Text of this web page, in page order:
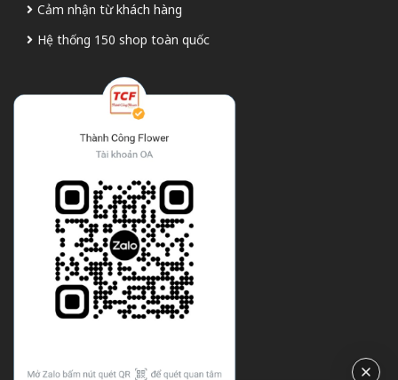
Cảm nhận từ khách hàng
Hệ thống 150 shop toàn quốc